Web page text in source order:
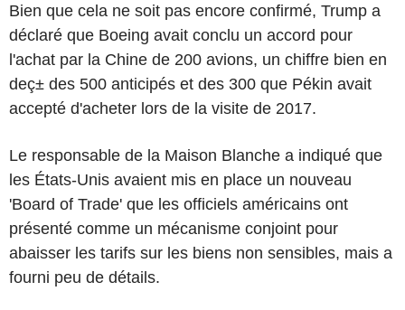
Bien que cela ne soit pas encore confirmé, Trump a
déclaré que Boeing avait conclu un accord pour
l'achat par la Chine de 200 avions, un chiffre bien en
deç± des 500 anticipés et des 300 que Pékin avait
accepté d'acheter lors de la visite de 2017.
Le responsable de la Maison Blanche a indiqué que
les États-Unis avaient mis en place un nouveau
'Board of Trade' que les officiels américains ont
présenté comme un mécanisme conjoint pour
abaisser les tarifs sur les biens non sensibles, mais a
fourni peu de détails.